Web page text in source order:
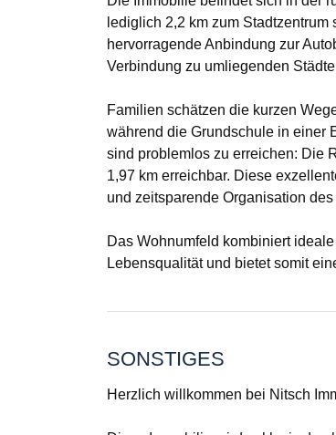
lediglich 2,2 km zum
hervorragende Anbindung zur
Verbindung zu umliegenden
Familien schätzen die kurzen
während die Grundschule in einer
sind problemlos zu erreichen: Die
1,97 km erreichbar. Diese
und zeitsparende Organisation
Das Wohnumfeld kombiniert
Lebensqualität und bietet somit
SONSTIGES
Herzlich willkommen bei Nitsch